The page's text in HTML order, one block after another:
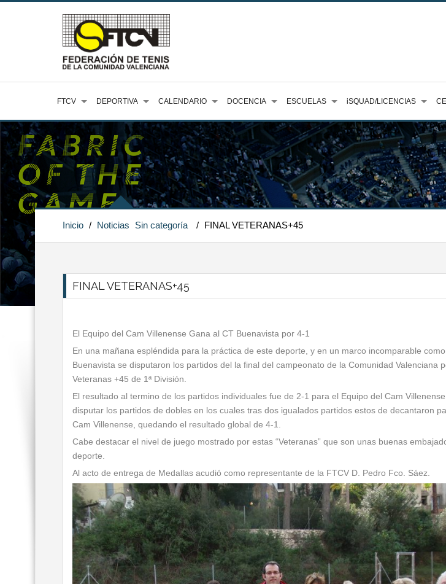
FTCV DEPORTIVA CALENDARIO DOCENCIA ESCUELAS iSQUAD/LICENCIAS
Inicio / Noticias Sin categoría / FINAL VETERANAS+45
FINAL VETERANAS+45
El Equipo del Cam Villenense Gana al CT Buenavista por 4-1
En una mañana espléndida para la práctica de este deporte, y en un marco incomparable
Buenavista se disputaron los partidos del la final del campeonato de la Comunidad Valenciana
Veteranas +45 de 1ª División.
El resultado al termino de los partidos individuales fue de 2-1 para el Equipo del Cam
disputar los partidos de dobles en los cuales tras dos igualados partidos estos de decantaron
Cam Villenense, quedando el resultado global de 4-1.
Cabe destacar el nivel de juego mostrado por estas “Veteranas” que son unas buenas
deporte.
Al acto de entrega de Medallas acudió como representante de la FTCV D. Pedro Fco. Sáez.